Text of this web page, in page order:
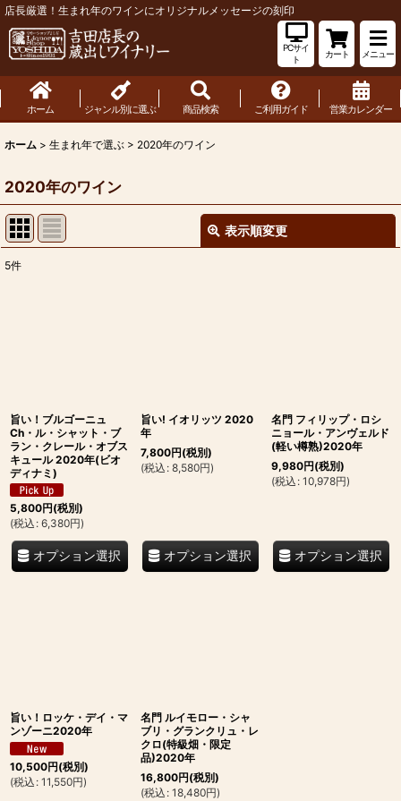
店長厳選！生まれ年のワインにオリジナルメッセージの刻印
PCサイ
ト
カート メニュー
ホーム ジャンル別に選ぶ 商品検索 ご利用ガイド 営業カレンダー
ホーム > 生まれ年で選ぶ > 2020年のワイン
2020年のワイン
表示順変更
5件
旨い！ブルゴーニュ
Ch・ル・シャット・ブ
ラン・クレール・オブス
キュール 2020年(ビオ
ディナミ)
5,800円(税別)
(税込 : 6,380円)
オプション選択
旨い! イオリッツ 2020
年
7,800円(税別)
(税込 : 8,580円)
オプション選択
名門 フィリップ・ロシ
ニョール・アンヴェルド
(軽い樽熟)2020年
9,980円(税別)
(税込 : 10,978円)
オプション選択
旨い！ロッケ・デイ・マ
ンゾーニ2020年
10,500円(税別)
(税込 : 11,550円)
名門 ルイモロー・シャ
ブリ・グランクリュ・レ
クロ(特級畑・限定
品)2020年
16,800円(税別)
(税込 : 18,480円)